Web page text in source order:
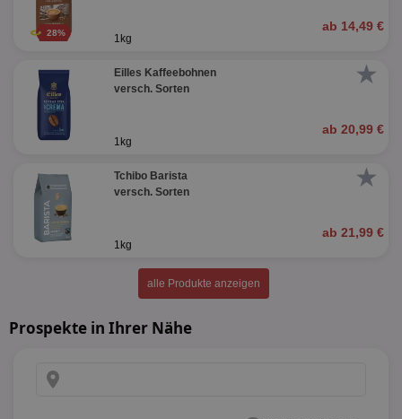
28% ab 14,49 €
1kg
★
Eilles Kaffeebohnen
versch. Sorten
ab 20,99 €
1kg
★
Tchibo Barista
versch. Sorten
ab 21,99 €
1kg
alle Produkte anzeigen
Prospekte in Ihrer Nähe